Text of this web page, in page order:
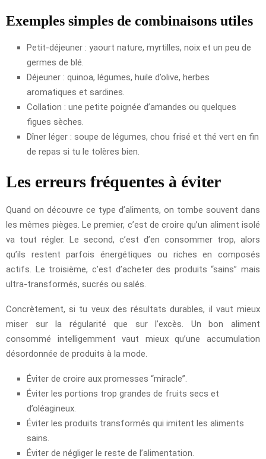
Exemples simples de combinaisons utiles
Petit-déjeuner : yaourt nature, myrtilles, noix et un peu de
germes de blé.
Déjeuner : quinoa, légumes, huile d’olive, herbes
aromatiques et sardines.
Collation : une petite poignée d’amandes ou quelques
figues sèches.
Dîner léger : soupe de légumes, chou frisé et thé vert en fin
de repas si tu le tolères bien.
Les erreurs fréquentes à éviter
Quand on découvre ce type d’aliments, on tombe souvent dans
les mêmes pièges. Le premier, c’est de croire qu’un aliment isolé
va tout régler. Le second, c’est d’en consommer trop, alors
qu’ils restent parfois énergétiques ou riches en composés
actifs. Le troisième, c’est d’acheter des produits “sains” mais
ultra-transformés, sucrés ou salés.
Concrètement, si tu veux des résultats durables, il vaut mieux
miser sur la régularité que sur l’excès. Un bon aliment
consommé intelligemment vaut mieux qu’une accumulation
désordonnée de produits à la mode.
Éviter de croire aux promesses “miracle”.
Éviter les portions trop grandes de fruits secs et
d’oléagineux.
Éviter les produits transformés qui imitent les aliments
sains.
Éviter de négliger le reste de l’alimentation.